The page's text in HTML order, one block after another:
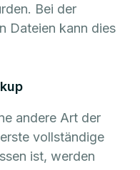
Bei der
Dateien kann dies
andere Art der
vollständige
ist, werden